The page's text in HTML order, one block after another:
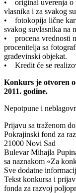
• original uverenja o
vlasnika i za svakog
• fotokopija lične
svakog suvlasnika na
• procena vrednosti
procenitelja sa
građevinski objekat.
• Kredit će se
Konkurs je otvoren
2011. godine.
Nepotpune i
Prijavu sa traženom
Pokrajinski fond za
21000 Novi Sad
Bulevar Mihajla
sa naznakom «Za
Sve dodatne
Tekst konkursa i
fonda za razvoj